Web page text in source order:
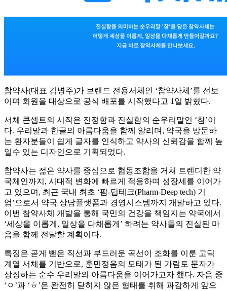
참약사(대표 김병주)가 브랜드 전용서체인 ‘참약사체’를 선보
이며 회원을 대상으로 공식 배포를 시작했다고 1일 밝혔다.
서체 콘셉트의 시작은 진정함과 진실함의 순우리말인 ‘참’이
다. 우리말과 한글의 아름다움을 함께 알리며, 약국을 방문하
는 환자분들이 쉽게 글자를 인식하고 약사의 신뢰감을 함께 높
일수 있는 디자인으로 기획되었다.
참약사는 젊은 약사를 중심으로 협동조합을 거쳐 트렌디한 약
국체인까지, 시대적 변화에 빠르게 적응하며 성장세를 이어가
고 있으며, 최근 국내 최초 ‘팜-딥테크(Pharm-Deep tech) 기
업’으로서 약국 상담플랫폼과 경영시스템까지 개발하고 있다.
이번 참약사체 개발을 통해 국민의 건강을 책임지는 약국에서
‘세상을 이롭게, 일상을 다채롭게’ 하려는 약사들의 진실된 마
음을 함께 전달할 계획이다.
특징은 곧게 뻗은 직선과 부드러운 곡선이 조화를 이룬 고딕
계열 서체를 기반으로, 훈민정음의 모태가 된 가림토 문자가
상징하는 순수 우리말의 아름다움을 이어가고자 했다. 자음 중
‘ㅇ’과 ‘ㅎ’은 완전히 닫히지 않은 형태를 취해 과감하게 앞으